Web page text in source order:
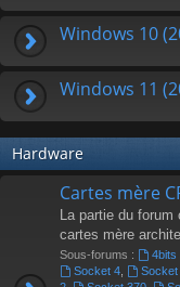
Windows 10
Windows 11
Hardware
Cartes mère
La partie du
cartes mère
Sous-forums : 4bits
Socket 4, Socket